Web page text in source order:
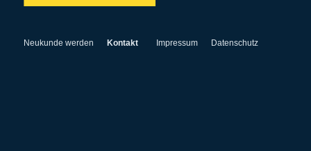
Neukunde werden Kontakt Impressum Datenschutz